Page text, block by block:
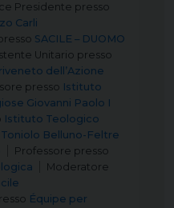
Presidente presso
Carli
SACILE – DUOMO
Unitario presso
dell’Azione
presso Istituto
Giovanni Paolo I
Istituto Teologico
Belluno-Feltre
Professore presso
Moderatore
Équipe per